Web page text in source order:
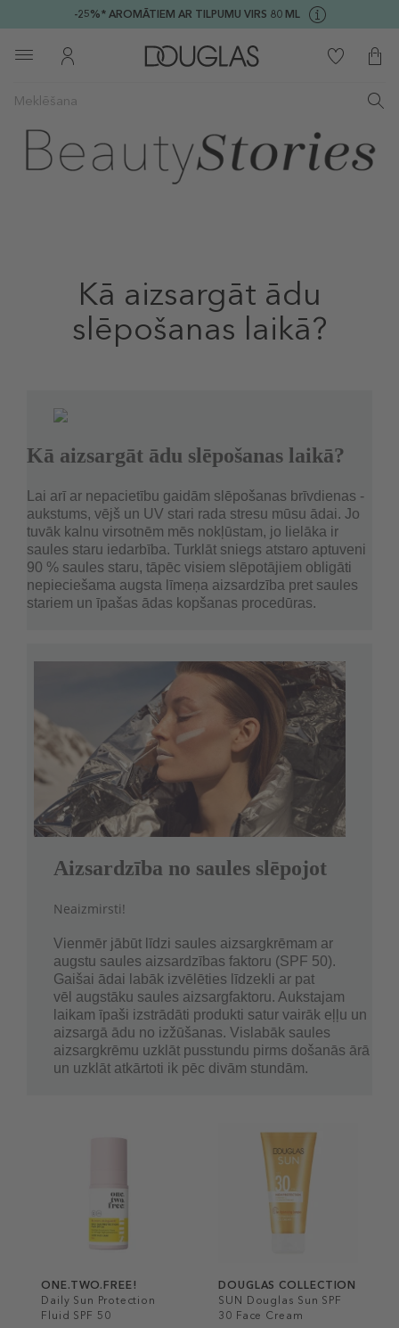
-25%* AROMĀTIEM AR TILPUMU VIRS 80 ML
Kā aizsargāt ādu
slēpošanas laikā?
Kā aizsargāt ādu slēpošanas laikā?
Lai arī ar nepacietību gaidām slēpošanas brīvdienas -
aukstums, vējš un UV stari rada stresu mūsu ādai. Jo
tuvāk kalnu virsotnēm mēs nokļūstam, jo lielāka ir
saules staru iedarbība. Turklāt sniegs atstaro aptuveni
90 % saules staru, tāpēc visiem slēpotājiem obligāti
nepieciešama augsta līmeņa aizsardzība pret saules
stariem un īpašas ādas kopšanas procedūras.
Aizsardzība no saules slēpojot
Neaizmirsti!
Vienmēr jābūt līdzi saules aizsargkrēmam ar
augstu saules aizsardzības faktoru (SPF 50).
Gaišai ādai labāk izvēlēties līdzekli ar pat
vēl augstāku saules aizsargfaktoru. Aukstajam
laikam īpaši izstrādāti produkti satur vairāk eļļu un
aizsargā ādu no izžūšanas. Vislabāk saules
aizsargkrēmu uzklāt pusstundu pirms došanās ārā
un uzklāt atkārtoti ik pēc divām stundām.
ONE.TWO.FREE!
Daily Sun Protection
Fluid SPF 50
DOUGLAS COLLECTION
SUN Douglas Sun SPF
30 Face Cream